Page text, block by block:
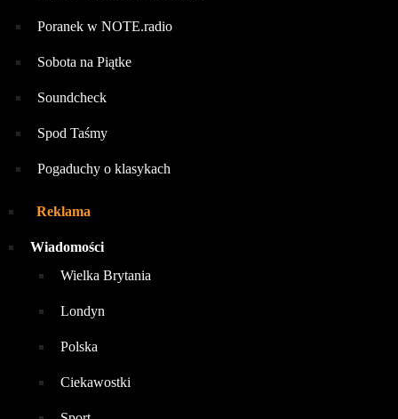
Poranek w NOTE.radio
Sobota na Piątke
Soundcheck
Spod Taśmy
Pogaduchy o klasykach
Reklama
Wiadomości
Wielka Brytania
Londyn
Polska
Ciekawostki